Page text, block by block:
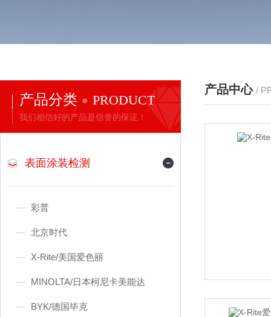
产品分类 PRODUCT
我们相信好的产品是信誉的保证！
表面涂装检测
彩普
北京时代
X-Rite/美国爱色丽
MINOLTA/日本柯尼卡美能达
BYK/德国毕克
产品中心 /